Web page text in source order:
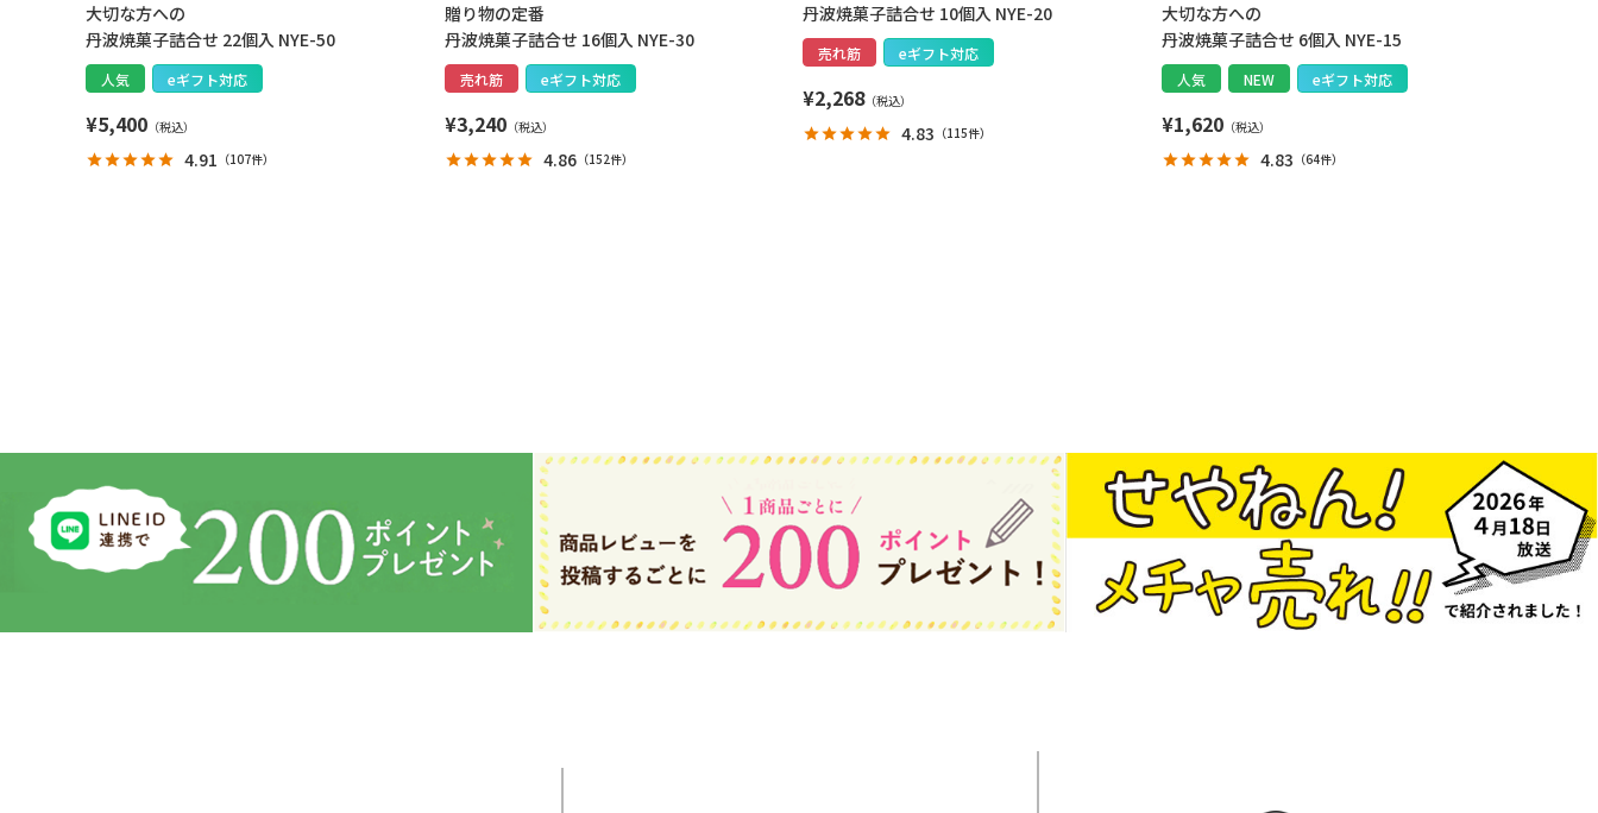
大切な方への
丹波焼菓子詰合せ 22個入 NYE-50
人気 eギフト対応
¥5,400
4.91 （107件）
贈り物の定番
丹波焼菓子詰合せ 16個入 NYE-30
売れ筋 eギフト対応
¥3,240
4.86（152件）
丹波焼菓子詰合せ 10個入 NYE-20
売れ筋 eギフト対応
¥2,268
4.83 （115件）
大切な方への
丹波焼菓子詰合せ 6個入 NYE-15
人気 NEW eギフト対応
¥1,620
4.83 （64件）